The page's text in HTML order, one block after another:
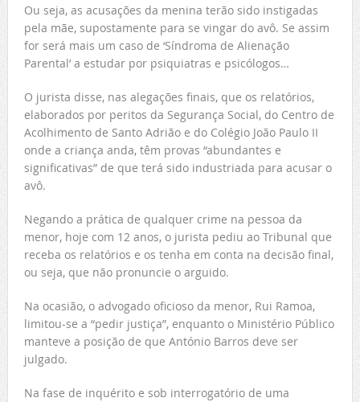
Ou seja, as acusações da menina terão sido instigadas
pela mãe, supostamente para se vingar do avô. Se assim
for será mais um caso de ‘Síndroma de Alienação
Parental’ a estudar por psiquiatras e psicólogos…
O jurista disse, nas alegações finais, que os relatórios,
elaborados por peritos da Segurança Social, do Centro de
Acolhimento de Santo Adrião e do Colégio João Paulo II
onde a criança anda, têm provas “abundantes e
significativas” de que terá sido industriada para acusar o
avô.
Negando a prática de qualquer crime na pessoa da
menor, hoje com 12 anos, o jurista pediu ao Tribunal que
receba os relatórios e os tenha em conta na decisão final,
ou seja, que não pronuncie o arguido.
Na ocasião, o advogado oficioso da menor, Rui Ramoa,
limitou-se a “pedir justiça”, enquanto o Ministério Público
manteve a posição de que António Barros deve ser
julgado.
Na fase de inquérito e sob interrogatório de uma